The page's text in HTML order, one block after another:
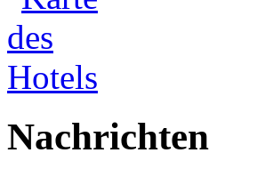
Nachrichten